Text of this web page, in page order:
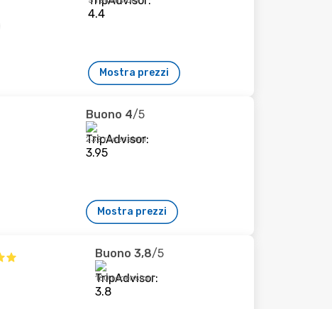
Mostra prezzi
Buono 4/5
232 recensioni
Mostra prezzi
Buono 3,8/5
160 recensioni